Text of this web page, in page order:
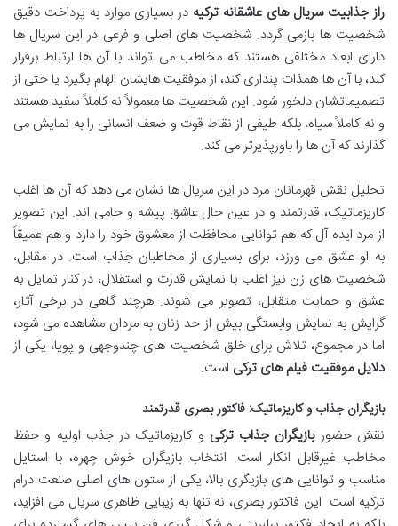
راز جذابیت سریال های عاشقانه ترکیه در بسیاری موارد به پرداخت دقیق
شخصیت ها بازمی گردد. شخصیت های اصلی و فرعی در این سریال ها
دارای ابعاد مختلفی هستند که مخاطب می تواند با آن ها ارتباط برقرار
کند، با آن ها همذات پنداری کند، از موفقیت هایشان الهام بگیرد یا حتی از
تصمیماتشان دلخور شود. این شخصیت ها معمولاً نه کاملاً سفید هستند
و نه کاملاً سیاه، بلکه طیفی از نقاط قوت و ضعف انسانی را به نمایش می
گذارند که آن ها را باورپذیرتر می کند.
تحلیل نقش قهرمانان مرد در این سریال ها نشان می دهد که آن ها اغلب
کاریزماتیک، قدرتمند و در عین حال عاشق پیشه و حامی اند. این تصویر
از مرد ایده آل که هم توانایی محافظت از معشوق خود را دارد و هم عمیقاً
به او عشق می ورزد، برای بسیاری از مخاطبان جذاب است. در مقابل،
شخصیت های زن نیز اغلب با نمایش قدرت و استقلال، در کنار تمایل به
عشق و حمایت متقابل، تصویر می شوند. هرچند گاهی در برخی آثار،
گرایش به نمایش وابستگی بیش از حد زنان به مردان مشاهده می شود،
اما در مجموع، تلاش برای خلق شخصیت های چندوجهی و پویا، یکی از
دلایل موفقیت فیلم های ترکی است.
بازیگران جذاب و کاریزماتیک: فاکتور بصری قدرتمند
نقش حضوربازیگران جذاب ترکی و کاریزماتیک در جذب اولیه و حفظ
مخاطب غیرقابل انکار است. انتخاب بازیگران خوش چهره، با استایل
مناسب و توانایی های بازیگری بالا، یکی از ستون های اصلی صنعت درام
ترکیه است. این فاکتور بصری، نه تنها به زیبایی ظاهری سریال می افزاید،